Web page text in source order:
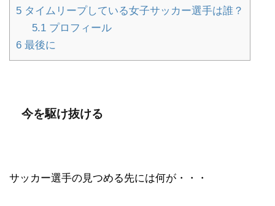
5 タイムリープしている女子サッカー選手は誰？
5.1プロフィール
6 最後に
今を駆け抜ける
サッカー選手の見つめる先には何が・・・